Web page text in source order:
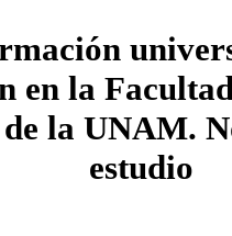
en la
la UNAM.
estudio